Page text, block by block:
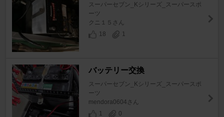
スーパーセブン_Kシリーズ_スーパースポ
ーツ
クニ１５さん
18
1
バッテリー交換
スーパーセブン_Kシリーズ_スーパースポ
ーツ
mendora0604さん
1
0